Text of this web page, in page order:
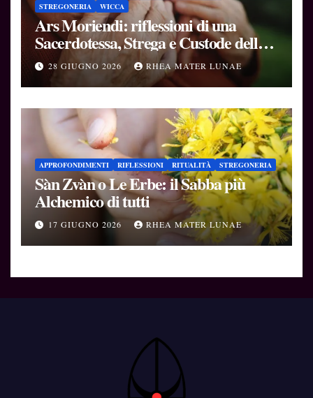
STREGONERIA
WICCA
Ars Moriendi: riflessioni di una
Sacerdotessa, Strega e Custode delle
Soglie
28 GIUGNO 2026 RHEA MATER LUNAE
APPROFONDIMENTI RIFLESSIONI RITUALITÀ STREGONERIA
Sàn Zvàn o Le Erbe: il Sabba più
Alchemico di tutti
17 GIUGNO 2026 RHEA MATER LUNAE